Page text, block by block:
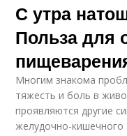
С утра
Польза для
Многим знакома
тяжесть и боль в
проявляются другие
желудочно-кишечного